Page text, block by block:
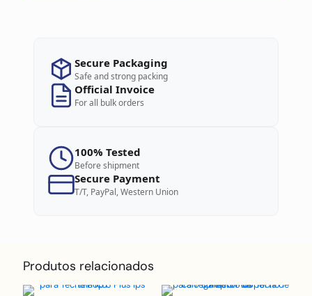
Secure Packaging
Safe and strong packing
Official Invoice
For all bulk orders
100% Tested
Before shipment
Secure Payment
T/T, PayPal, Western Union
Produtos relacionados